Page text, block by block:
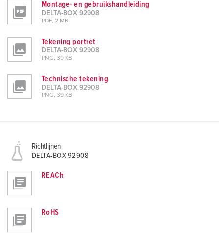
Montage- en gebruikshandleiding
DELTA-BOX 92908
PDF, 2 MB
Tekening portret
DELTA-BOX 92908
PNG, 39 KB
Technische tekening
DELTA-BOX 92908
PNG, 39 KB
Richtlijnen
DELTA-BOX 92908
REACh
RoHS